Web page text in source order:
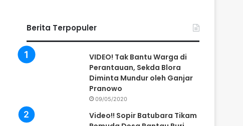
Berita Terpopuler
VIDEO! Tak Bantu Warga di
Perantauan, Sekda Blora
Diminta Mundur oleh Ganjar
Pranowo
09/05/2020
Video!! Sopir Batubara Tikam